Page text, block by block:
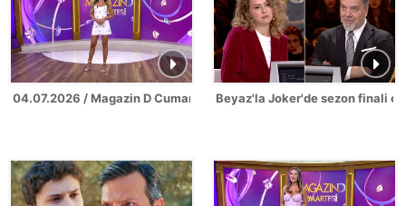
04.07.2026 / Magazin D Cumartesi Beyaz'la Joker'de sezon finali